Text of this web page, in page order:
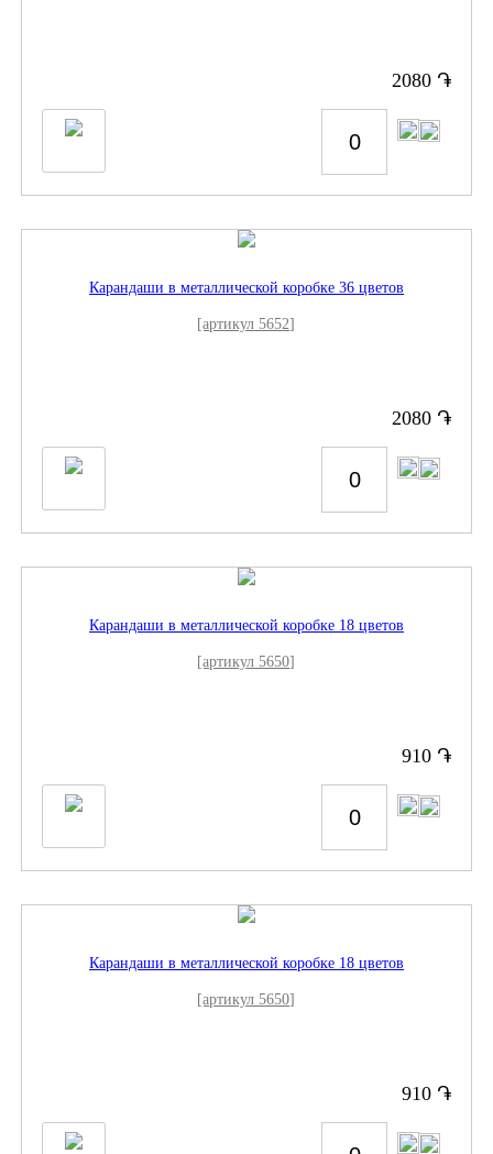
2080 ֏
Карандаши в металлической коробке 36 цветов
[артикул 5652]
2080 ֏
Карандаши в металлической коробке 18 цветов
[артикул 5650]
910 ֏
Карандаши в металлической коробке 18 цветов
[артикул 5650]
910 ֏